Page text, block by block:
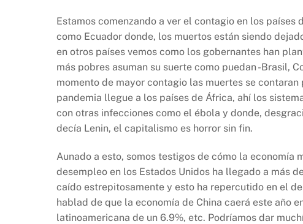
Estamos comenzando a ver el contagio en los
como Ecuador donde, los muertos están siendo
en otros países vemos como los gobernantes han
más pobres asuman su suerte como puedan -Brasil,
momento de mayor contagio las muertes se
pandemia llegue a los países de África, ahí los
con otras infecciones como el ébola y donde,
decía Lenin, el capitalismo es horror sin fin.
Aunado a esto, somos testigos de cómo la economía
desempleo en los Estados Unidos ha llegado a más
caído estrepitosamente y esto ha repercutido en el
hablad de que la economía de China caerá este año
latinoamericana de un 6.9%, etc. Podríamos dar